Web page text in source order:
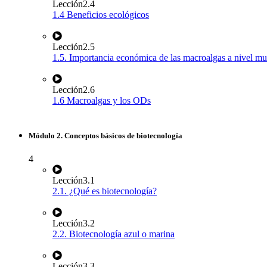
Lección2.4
1.4 Beneficios ecológicos
Lección2.5
1.5. Importancia económica de las macroalgas a nivel
Lección2.6
1.6 Macroalgas y los ODs
Módulo 2. Conceptos básicos de biotecnología
4
Lección3.1
2.1. ¿Qué es biotecnología?
Lección3.2
2.2. Biotecnología azul o marina